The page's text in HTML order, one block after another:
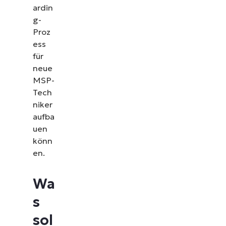
ardin
g-
Proz
ess
für
neue
MSP-
Tech
niker
aufba
uen
könn
en.
Wa
s
sol